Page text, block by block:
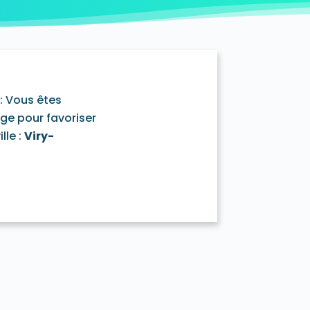
91080
91690
91690
91410
La Forêt-Sainte-Croix 91150
91830
Le Plessis-Pâté 91220
91630
Saint-Benoist 91410
de-Favières 91910
: Vous êtes
pour favoriser
:Viry-